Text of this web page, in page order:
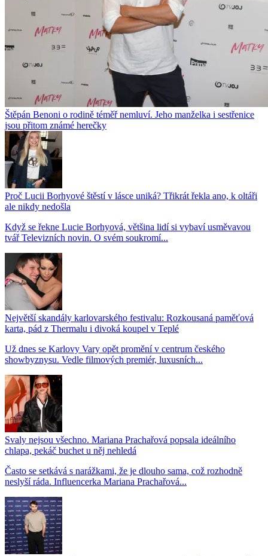
Štěpán Benoni o rodině téměř nemluví. Jeho manželka i sestřenice
jsou přitom známé herečky
Proč Lucii Borhyové štěstí v lásce uniká? Třikrát řekla ano, k oltáři
ale nikdy nedošla
Když se řekne Lucie Borhyová, většina lidí si vybaví usměvavou
tvář Televizních novin. O svém soukromí...
Největší skandály karlovarského festivalu: Rozkousaná paměťová
karta, pád z Thermalu i divoká koupel v Teplé
Už dnes se Karlovy Vary opět promění v centrum českého
showbyznysu. Vedle filmových premiér, luxusních...
Svaly nejsou všechno. Mariana Prachařová popsala ideálního
chlapa, pekáč buchet u něj nehledá
Často se setkává s narážkami, že je dlouho sama, což rozhodně
neslyší ráda. Influencerka Mariana Prachařová...